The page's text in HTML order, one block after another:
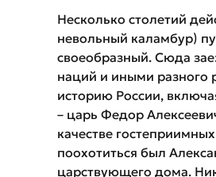
Несколько столетий
невольный каламбур)
своеобразный. Сюда
наций и иными разного
историю России,
– царь Федор
качестве
поохотиться был
царствующего дома.